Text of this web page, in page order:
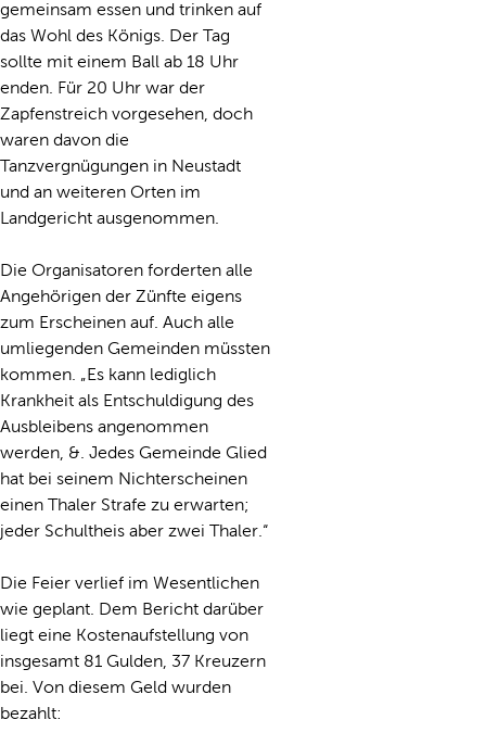
gemeinsam essen und trinken auf
das Wohl des Königs. Der Tag
sollte mit einem Ball ab 18 Uhr
enden. Für 20 Uhr war der
Zapfenstreich vorgesehen, doch
waren davon die
Tanzvergnügungen in Neustadt
und an weiteren Orten im
Landgericht ausgenommen.
Die Organisatoren forderten alle
Angehörigen der Zünfte eigens
zum Erscheinen auf. Auch alle
umliegenden Gemeinden müssten
kommen. „Es kann lediglich
Krankheit als Entschuldigung des
Ausbleibens angenommen
werden, &. Jedes Gemeinde Glied
hat bei seinem Nichterscheinen
einen Thaler Strafe zu erwarten;
jeder Schultheis aber zwei Thaler.“
Die Feier verlief im Wesentlichen
wie geplant. Dem Bericht darüber
liegt eine Kostenaufstellung von
insgesamt 81 Gulden, 37 Kreuzern
bei. Von diesem Geld wurden
bezahlt: